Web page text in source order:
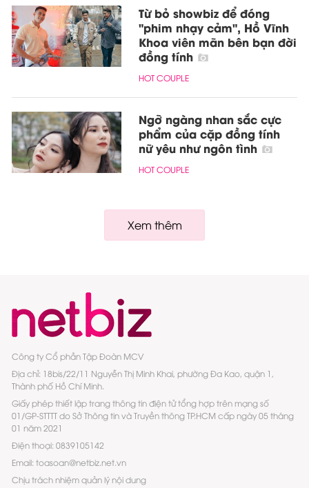
Từ bỏ showbiz để đóng
"phim nhạy cảm", Hồ Vĩnh
Khoa viên mãn bên bạn đời
đồng tính
HOT COUPLE
Ngỡ ngàng nhan sắc cực
phẩm của cặp đồng tính
nữ yêu như ngôn tình
HOT COUPLE
Xem thêm
Công ty Cổ phần Tập Đoàn MCV
Địa chỉ: 18bis/22/11 Nguyễn Thị Minh Khai, phường Đa Kao, quận 1,
Thành phố Hồ Chí Minh.
Giấy phép thiết lập trang thông tin điện tử tổng hợp trên mạng số
01/GP-STTTT do Sở Thông tin và Truyền thông TP.HCM cấp ngày 05 tháng
01 năm 2021
Điện thoại: 0839105142
Email: toasoan@netbiz.net.vn
Chịu trách nhiệm quản lý nội dung